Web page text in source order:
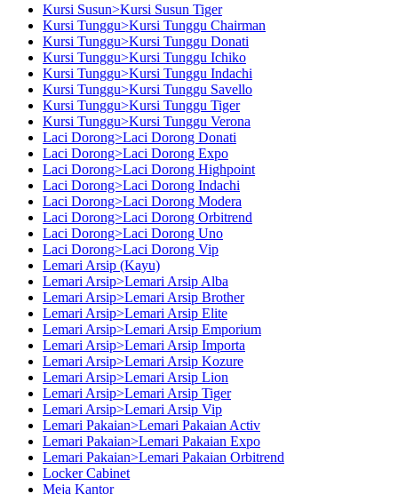
Kursi Susun>Kursi Susun Tiger
Kursi Tunggu>Kursi Tunggu Chairman
Kursi Tunggu>Kursi Tunggu Donati
Kursi Tunggu>Kursi Tunggu Ichiko
Kursi Tunggu>Kursi Tunggu Indachi
Kursi Tunggu>Kursi Tunggu Savello
Kursi Tunggu>Kursi Tunggu Tiger
Kursi Tunggu>Kursi Tunggu Verona
Laci Dorong>Laci Dorong Donati
Laci Dorong>Laci Dorong Expo
Laci Dorong>Laci Dorong Highpoint
Laci Dorong>Laci Dorong Indachi
Laci Dorong>Laci Dorong Modera
Laci Dorong>Laci Dorong Orbitrend
Laci Dorong>Laci Dorong Uno
Laci Dorong>Laci Dorong Vip
Lemari Arsip (Kayu)
Lemari Arsip>Lemari Arsip Alba
Lemari Arsip>Lemari Arsip Brother
Lemari Arsip>Lemari Arsip Elite
Lemari Arsip>Lemari Arsip Emporium
Lemari Arsip>Lemari Arsip Importa
Lemari Arsip>Lemari Arsip Kozure
Lemari Arsip>Lemari Arsip Lion
Lemari Arsip>Lemari Arsip Tiger
Lemari Arsip>Lemari Arsip Vip
Lemari Pakaian>Lemari Pakaian Activ
Lemari Pakaian>Lemari Pakaian Expo
Lemari Pakaian>Lemari Pakaian Orbitrend
Locker Cabinet
Meja Kantor